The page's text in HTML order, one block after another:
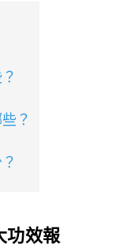
？
功效報